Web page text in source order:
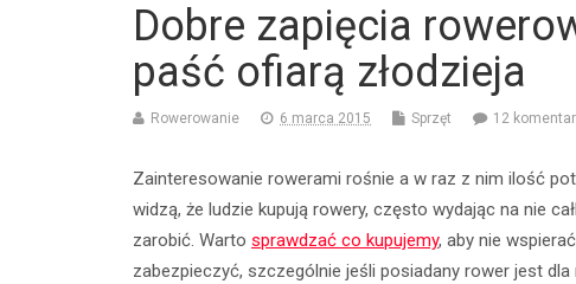
Dobre zapięcia
paść ofiarą złodzieja
Rowerowanie 6 marca 2015 Sprzęt 12
Zainteresowanie rowerami rośnie a w raz z nim ilość
widzą, że ludzie kupują rowery, często wydając na nie
zarobić. Warto sprawdzać co kupujemy, aby nie
zabezpieczyć, szczególnie jeśli posiadany rower jest